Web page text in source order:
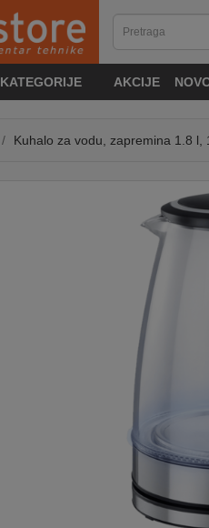
KATEGORIJE AKCIJE
Kuhalo za vodu, zapremina 1.8 l,